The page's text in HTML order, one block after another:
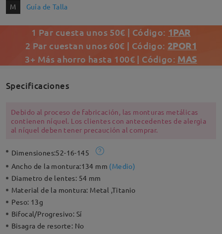
M Guía de Talla
1 Par cuesta unos 50€ | Código: 1PAR
2 Par cuestan unos 60€ | Código: 2POR1
3+ Más ahorro hasta 100€ | Código: MAS
Specificaciones
Debido al proceso de fabricación, las monturas metálicas
contienen níquel. Los clientes con antecedentes de alergia
al níquel deben tener precaución al comprar.
Dimensiones:52-16-145
Ancho de la montura:134 mm (Medio)
Diametro de lentes: 54 mm
Material de la montura: Metal ,Titanio
Peso: 13g
Bifocal/Progresivo: Sí
Bisagra de resorte: No